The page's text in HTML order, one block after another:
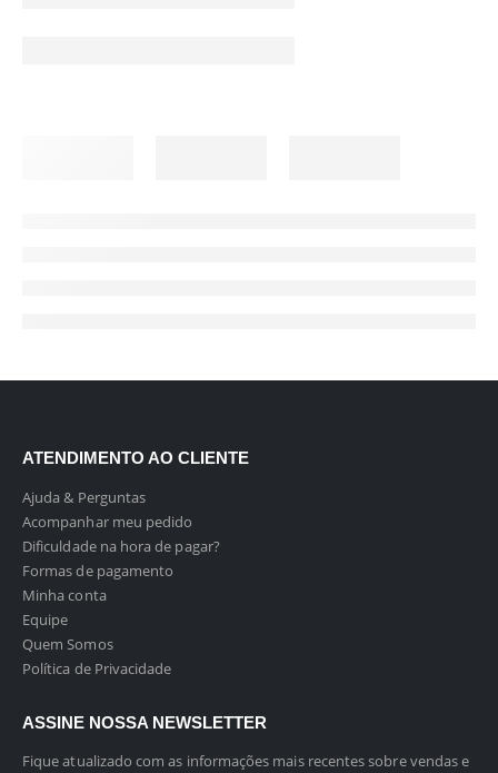
ATENDIMENTO AO CLIENTE
Ajuda & Perguntas
Acompanhar meu pedido
Dificuldade na hora de pagar?
Formas de pagamento
Minha conta
Equipe
Quem Somos
Política de Privacidade
ASSINE NOSSA NEWSLETTER
Fique atualizado com as informações mais recentes sobre vendas e